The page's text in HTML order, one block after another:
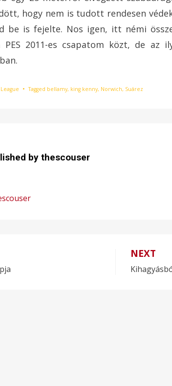
hogy nem is tudott rendesen
be is fejelte. Nos igen, itt némi
2011-es csapatom közt, de az
Tagged bellamy, king kenny, Norwich, Suárez
by thescouser
NEXT